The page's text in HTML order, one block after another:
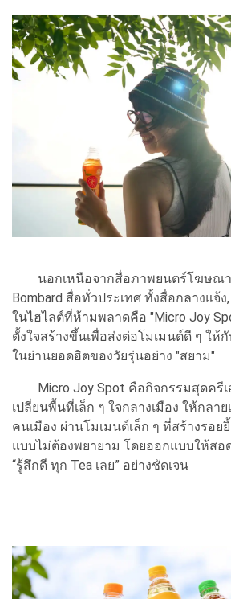
นอกเหนือจากสื่อภาพยนตร์โฆษณา
Bombard สื่อทั่วประเทศ ทั้งสื่อกลางแจ้
ในไฮไลต์ที่ห้ามพลาดคือ "Micro Joy
ตั้งใจสร้างขึ้นเพื่อส่งต่อโมเมนต์ดี ๆ ให้
ในย่านยอดฮิตของวัยรุ่นอย่าง "สยาม"
Micro Joy Spot คือกิจกรรมสุดครีเ
เปลี่ยนพื้นที่เล็ก ๆ ใจกลางเมือง ให้กลา
คนเมือง ผ่านโมเมนต์เล็ก ๆ ที่สร้างรอ
แบบไม่ต้องพยายาม โดยออกแบบให้ส
“รู้สึกดี ทุก Tea เลย” อย่างชัดเจน